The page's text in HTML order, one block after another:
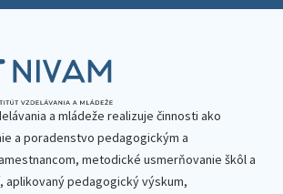
a mládeže realizuje činnosti ako
a poradenstvo pedagogickým a
metodické usmerňovanie škôl a
aplikovaný pedagogický výskum,